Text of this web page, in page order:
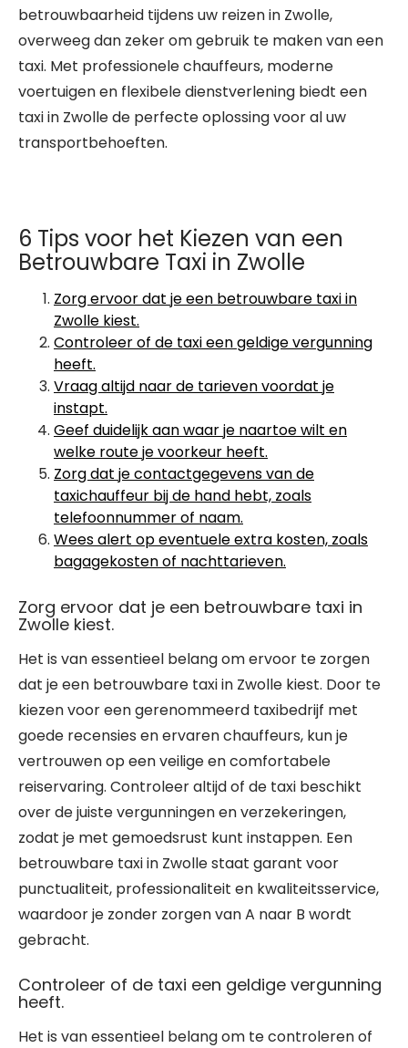
betrouwbaarheid tijdens uw reizen in Zwolle,
overweeg dan zeker om gebruik te maken van een
taxi. Met professionele chauffeurs, moderne
voertuigen en flexibele dienstverlening biedt een
taxi in Zwolle de perfecte oplossing voor al uw
transportbehoeften.
6 Tips voor het Kiezen van een
Betrouwbare Taxi in Zwolle
Zorg ervoor dat je een betrouwbare taxi in
Zwolle kiest.
Controleer of de taxi een geldige vergunning
heeft.
Vraag altijd naar de tarieven voordat je
instapt.
Geef duidelijk aan waar je naartoe wilt en
welke route je voorkeur heeft.
Zorg dat je contactgegevens van de
taxichauffeur bij de hand hebt, zoals
telefoonnummer of naam.
Wees alert op eventuele extra kosten, zoals
bagagekosten of nachttarieven.
Zorg ervoor dat je een betrouwbare taxi in
Zwolle kiest.
Het is van essentieel belang om ervoor te zorgen
dat je een betrouwbare taxi in Zwolle kiest. Door te
kiezen voor een gerenommeerd taxibedrijf met
goede recensies en ervaren chauffeurs, kun je
vertrouwen op een veilige en comfortabele
reiservaring. Controleer altijd of de taxi beschikt
over de juiste vergunningen en verzekeringen,
zodat je met gemoedsrust kunt instappen. Een
betrouwbare taxi in Zwolle staat garant voor
punctualiteit, professionaliteit en kwaliteitsservice,
waardoor je zonder zorgen van A naar B wordt
gebracht.
Controleer of de taxi een geldige vergunning
heeft.
Het is van essentieel belang om te controleren of